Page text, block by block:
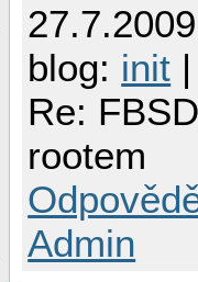
blog: init
Re:
rootem
Admin